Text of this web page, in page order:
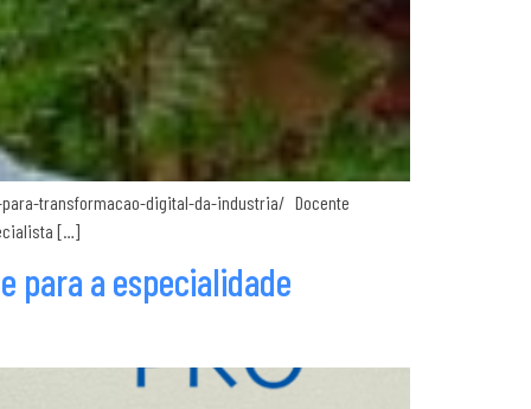
transformacao-digital-da-industria/ Docente
[…]
para a especialidade